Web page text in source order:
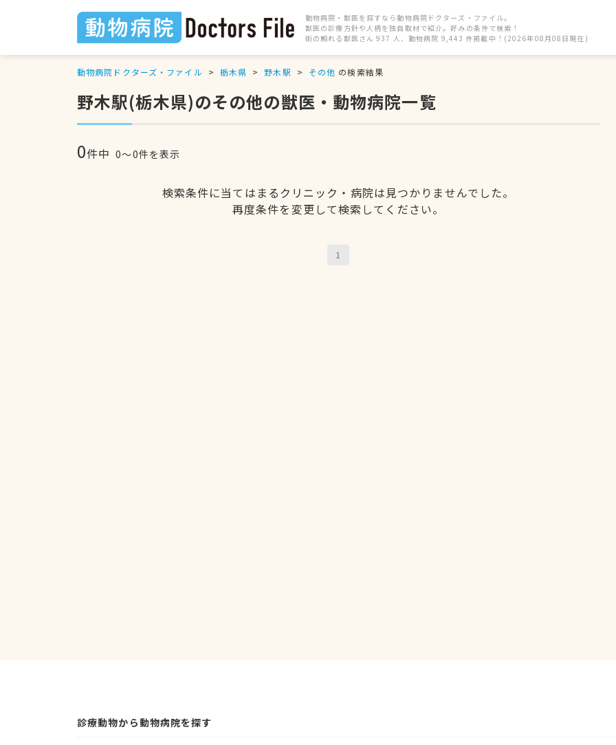
動物病院・獣医を探すなら動物病院ドクターズ・ファイル。
獣医の診療方針や人柄を独自取材で紹介。好みの条件で検索！
街の頼れる獣医さん 937 人、動物病院 9,443 件掲載中！(2026年08月08日現在)
動物病院ドクターズ・ファイル 栃木県 野木駅 その他 の検索結果
野木駅(栃木県)のその他の獣医・動物病院一覧
0件中 0〜0件を表示
検索条件に当てはまるクリニック・病院は見つかりませんでした。
再度条件を変更して検索してください。
1
診療動物から動物病院を探す